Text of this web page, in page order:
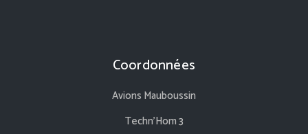
Coordonnées
Avions Mauboussin
Techn’Hom 3